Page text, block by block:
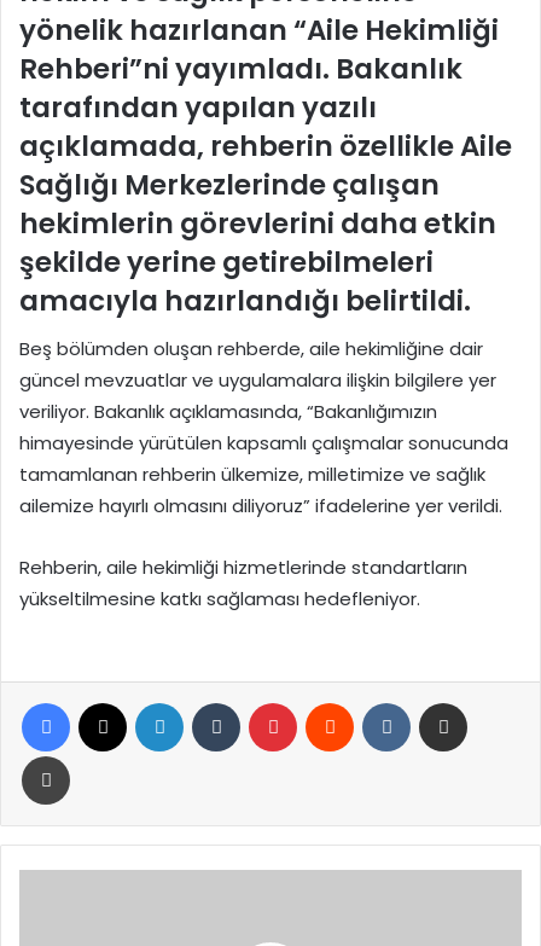
yönelik hazırlanan “Aile Hekimliği
Rehberi”niyayımladı. Bakanlık
tarafından yapılan yazılı
açıklamada, rehberin özellikle Aile
Sağlığı Merkezlerinde çalışan
hekimlerin görevlerini daha etkin
şekilde yerine getirebilmeleri
amacıyla hazırlandığı belirtildi.
Beş bölümden oluşan rehberde, aile hekimliğine dair
güncel mevzuatlar ve uygulamalara ilişkin bilgilere yer
veriliyor. Bakanlık açıklamasında, “Bakanlığımızın
himayesinde yürütülen kapsamlı çalışmalar sonucunda
tamamlanan rehberin ülkemize, milletimize ve sağlık
ailemize hayırlı olmasını diliyoruz” ifadelerine yer verildi.
Rehberin, aile hekimliği hizmetlerinde standartların
yükseltilmesine katkı sağlaması hedefleniyor.
Facebook LinkedIn Tumblr Pinterest Reddit VKontakte
Yazdır